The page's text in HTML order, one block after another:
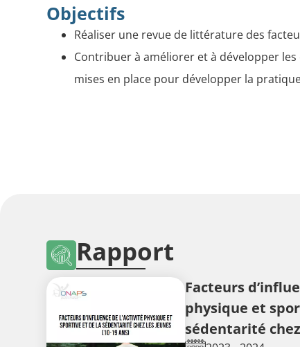
Objectifs
Réaliser une revue de littérature des
Contribuer à améliorer et à développer
mises en place pour développer la
Rapport
Facteurs
physique et
sédentarité